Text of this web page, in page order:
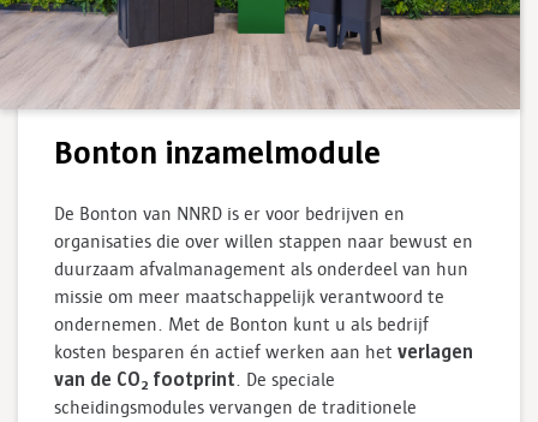
Bonton inzamelmodule
De Bonton van NNRD is er voor bedrijven en
organisaties die over willen stappen naar bewust en
duurzaam afvalmanagement als onderdeel van hun
missie om meer maatschappelijk verantwoord te
ondernemen. Met de Bonton kunt u als bedrijf
kosten besparen én actief werken aan het verlagen
van de CO2 foot­print . De speciale
scheidingsmodules vervangen de traditionele